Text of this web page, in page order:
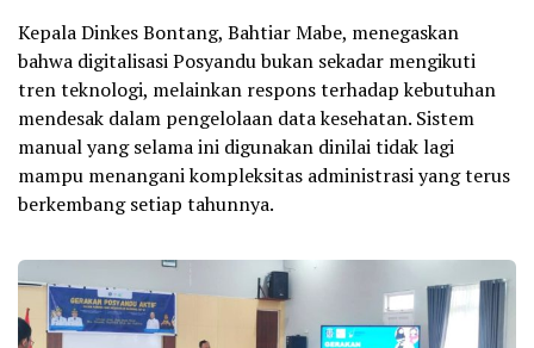
Kepala Dinkes Bontang, Bahtiar Mabe, menegaskan
bahwa digitalisasi Posyandu bukan sekadar mengikuti
tren teknologi, melainkan respons terhadap kebutuhan
mendesak dalam pengelolaan data kesehatan. Sistem
manual yang selama ini digunakan dinilai tidak lagi
mampu menangani kompleksitas administrasi yang terus
berkembang setiap tahunnya.